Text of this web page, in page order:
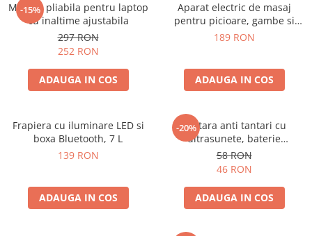
-15%
Masuta pliabila pentru laptop
cu inaltime ajustabila
297 RON
252 RON
ADAUGA IN COS
Aparat electric de masaj
pentru picioare, gambe si
brate
189 RON
ADAUGA IN COS
Frapiera cu iluminare LED si
boxa Bluetooth, 7 L
139 RON
ADAUGA IN COS
-20%
Bratara anti tantari cu
ultrasunete, baterie
reincarcabila 90mAh
58 RON
46 RON
ADAUGA IN COS